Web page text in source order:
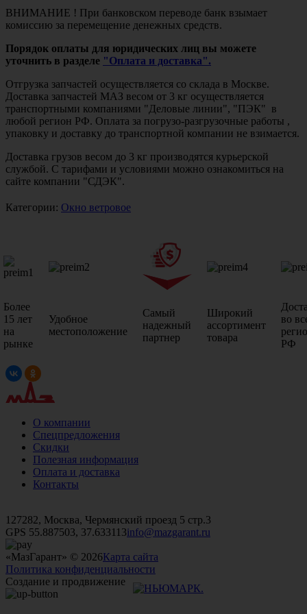
ВНИМАНИЕ ! При банковском переводе банк взымает
комиссию за перемещение денежных средств.
Порядок оплаты для юридических лиц вы можете
уточнить в разделе "Оплата и доставка".
Отгрузка запчастей осуществляется со склада в Москве.
Доставка запчастей МАЗ весом от 3 кг осуществляется
транспортными компаниями "Деловые линии", "ПЭК" в
любой регион РФ. Оплата за погрузо-разгрузочные работы ,
упаковку и доставку до транспортной компании не взимается.
Доставка грузов весом до 3 кг производятся курьерской
службой. С тарифами и условиями можно ознакомиться на
сайте компании "СДЭК".
Категории: Окно ветровое
Более
15 лет
на
рынке
Удобное
местоположение
Самый
надежный
партнер
Широкий
ассортимент
товара
во
РФ
О компании
Спецпредложения
Скидки
Полезная информация
Оплата и доставка
Контакты
127282, Москва, Чермянский проезд 5 стр.3
GPS 55.887503, 37.633113info@mazgarant.ru
«МазГарант» © 2026Карта сайта
Политика конфиденциальности
Создание и продвижение